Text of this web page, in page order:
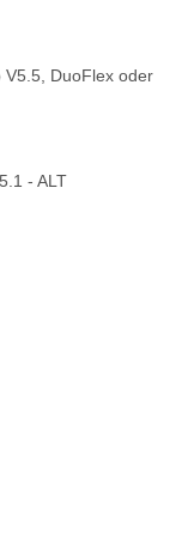
V5.5, DuoFlex oder